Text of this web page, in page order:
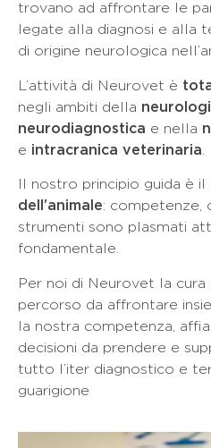
trovano ad affrontare le
legate alla diagnosi e alla
di origine neurologica
L’attività di Neurovet è
negli ambiti della
neurodiagnostica e nella
e intracranica veterinaria
Il nostro principio guida è il
dell’animale: competenze,
strumenti sono plasmati
fondamentale.
Per noi di Neurovet la
percorso da affrontare
la nostra competenza,
decisioni da prendere e
tutto l’iter diagnostico e
guarigione